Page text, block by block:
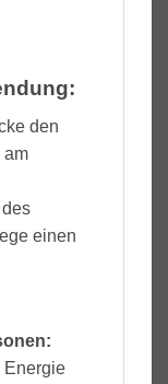
den
am
einen
Energie